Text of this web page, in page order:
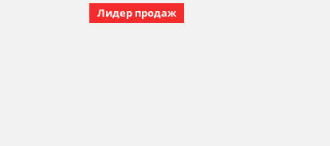
Лидер продаж